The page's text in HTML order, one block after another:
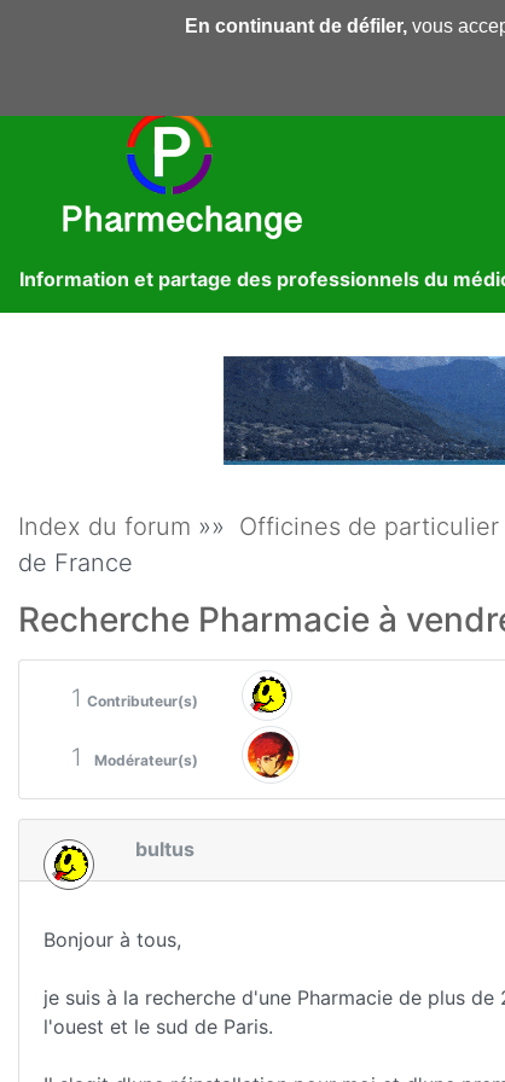
Pharmechange Forums Dossiers Presse
Information et partage des professionnels du
Index du forum »» Officines de
de France
Recherche Pharmacie à
1 Contributeur(s)
1 Modérateur(s)
bultus
Bonjour à tous,
je suis à la recherche d'une Pharmacie de plus
l'ouest et le sud de Paris.
En continuant de défiler,vous